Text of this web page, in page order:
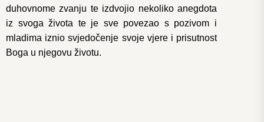
duhovnome zvanju te izdvojio nekoliko anegdota
iz svoga života te je sve povezao s pozivom i
mladima iznio svjedočenje svoje vjere i prisutnost
Boga u njegovu životu.